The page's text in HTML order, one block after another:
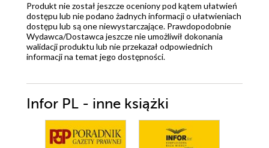
Produkt nie został jeszcze oceniony pod kątem ułatwień
dostępu lub nie podano żadnych informacji o ułatwieniach
dostępu lub są one niewystarczające. Prawdopodobnie
Wydawca/Dostawca jeszcze nie umożliwił dokonania
walidacji produktu lub nie przekazał odpowiednich
informacji na temat jego dostępności.
Infor PL - inne książki